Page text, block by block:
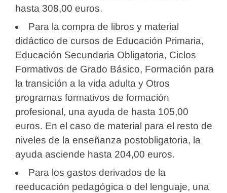
hasta 308,00 euros.
Para la compra de libros y material
didáctico de cursos de Educación Primaria,
Educación Secundaria Obligatoria, Ciclos
Formativos de Grado Básico, Formación para
la transición a la vida adulta y Otros
programas formativos de formación
profesional, una ayuda de hasta 105,00
euros. En el caso de material para el resto de
niveles de la enseñanza postobligatoria, la
ayuda asciende hasta 204,00 euros.
Para los gastos derivados de la
reeducación pedagógica o del lenguaje, una